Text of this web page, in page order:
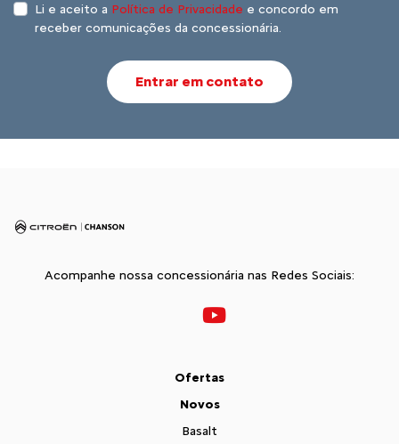
Li e aceito a Política de Privacidade e concordo em
receber comunicações da concessionária.
Entrar em contato
Acompanhe nossa concessionária nas Redes Sociais:
Ofertas
Novos
Basalt